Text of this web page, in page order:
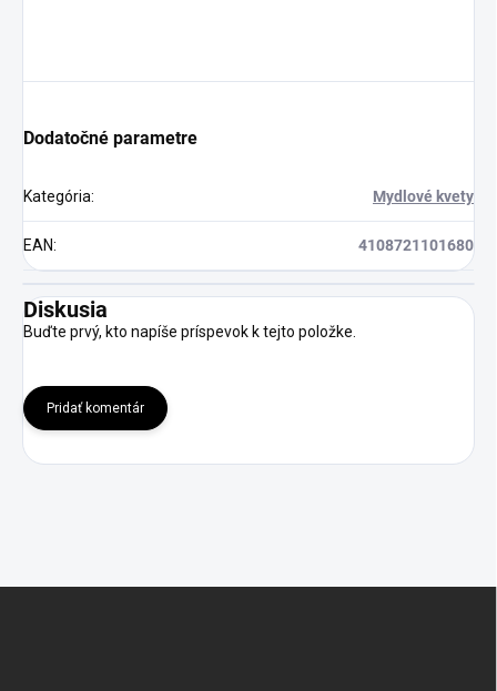
Dodatočné parametre
Kategória: Mydlové kvety
EAN: 4108721101680
Diskusia
Buďte prvý, kto napíše príspevok k tejto položke.
Pridať komentár